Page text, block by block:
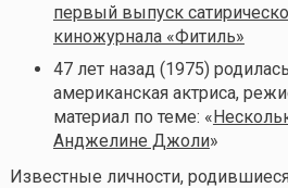
первый выпуск
киножурнала «Фитиль»
47 лет назад (1975) родилась
американская актриса,
материал по теме: «
Анджелине Джоли»
Известные личности,